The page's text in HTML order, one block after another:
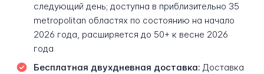
следующий день; доступна в приблизительно 35
metropolitan областях по состоянию на начало
2026 года, расширяется до 50+ к весне 2026
года
Бесплатная двухдневная доставка: Доставка